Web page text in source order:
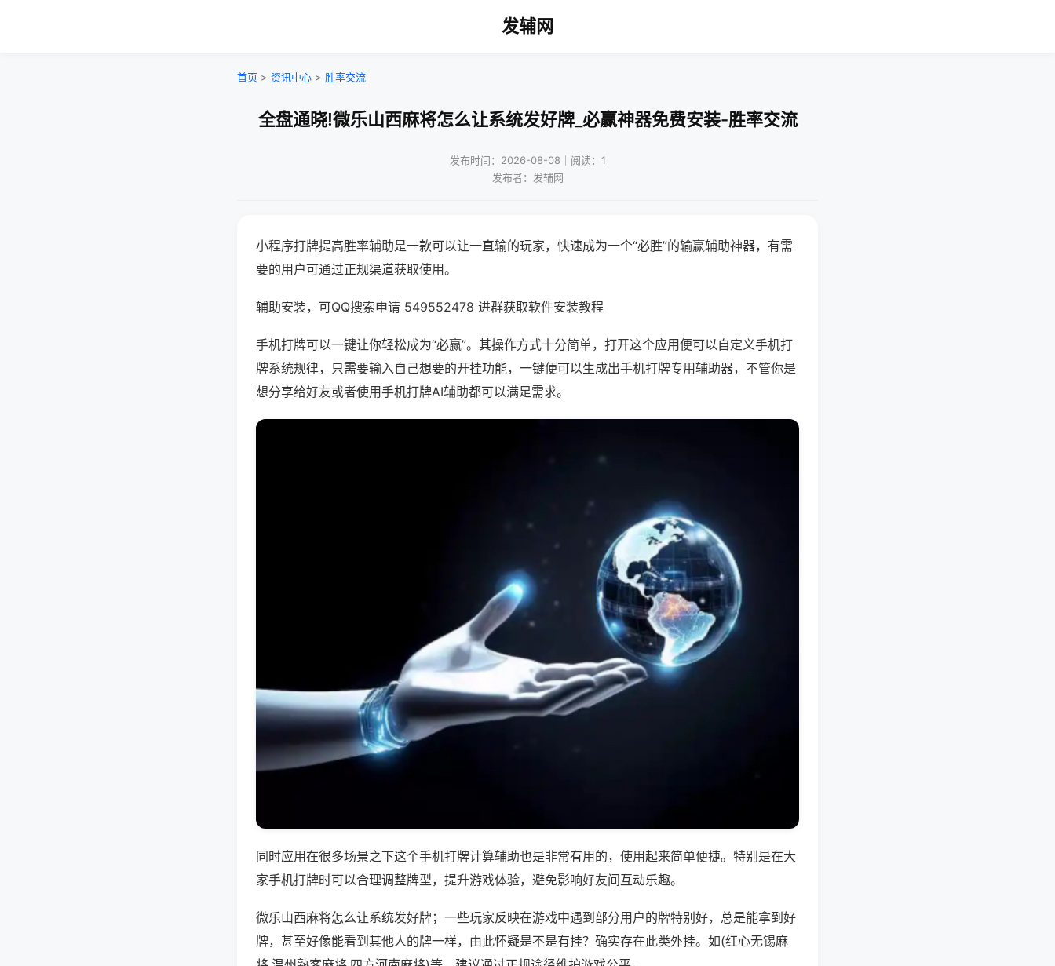
发辅网
首页 > 资讯中心 > 胜率交流
全盘通晓!微乐山西麻将怎么让系统发好牌_必赢神器免费安装-胜率交流
发布时间：2026-08-08｜阅读：1
发布者：发辅网
小程序打牌提高胜率辅助是一款可以让一直输的玩家，快速成为一个“必胜”的输赢辅助神器，有需
要的用户可通过正规渠道获取使用。
辅助安装，可QQ搜索申请 549552478 进群获取软件安装教程
手机打牌可以一键让你轻松成为“必赢”。其操作方式十分简单，打开这个应用便可以自定义手机打
牌系统规律，只需要输入自己想要的开挂功能，一键便可以生成出手机打牌专用辅助器，不管你是
想分享给好友或者使用手机打牌AI辅助都可以满足需求。
同时应用在很多场景之下这个手机打牌计算辅助也是非常有用的，使用起来简单便捷。特别是在大
家手机打牌时可以合理调整牌型，提升游戏体验，避免影响好友间互动乐趣。
微乐山西麻将怎么让系统发好牌；一些玩家反映在游戏中遇到部分用户的牌特别好，总是能拿到好
牌，甚至好像能看到其他人的牌一样，由此怀疑是不是有挂？确实存在此类外挂。如(红心无锡麻